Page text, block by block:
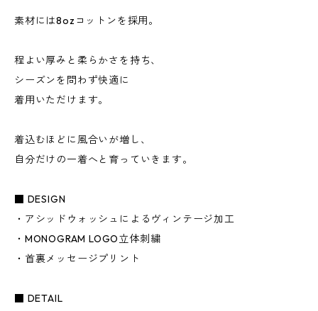
素材には8ozコットンを採用。
程よい厚みと柔らかさを持ち、
シーズンを問わず快適に
着用いただけます。
着込むほどに風合いが増し、
自分だけの一着へと育っていきます。
■ DESIGN
・アシッドウォッシュによるヴィンテージ加工
・MONOGRAM LOGO立体刺繍
・首裏メッセージプリント
■ DETAIL